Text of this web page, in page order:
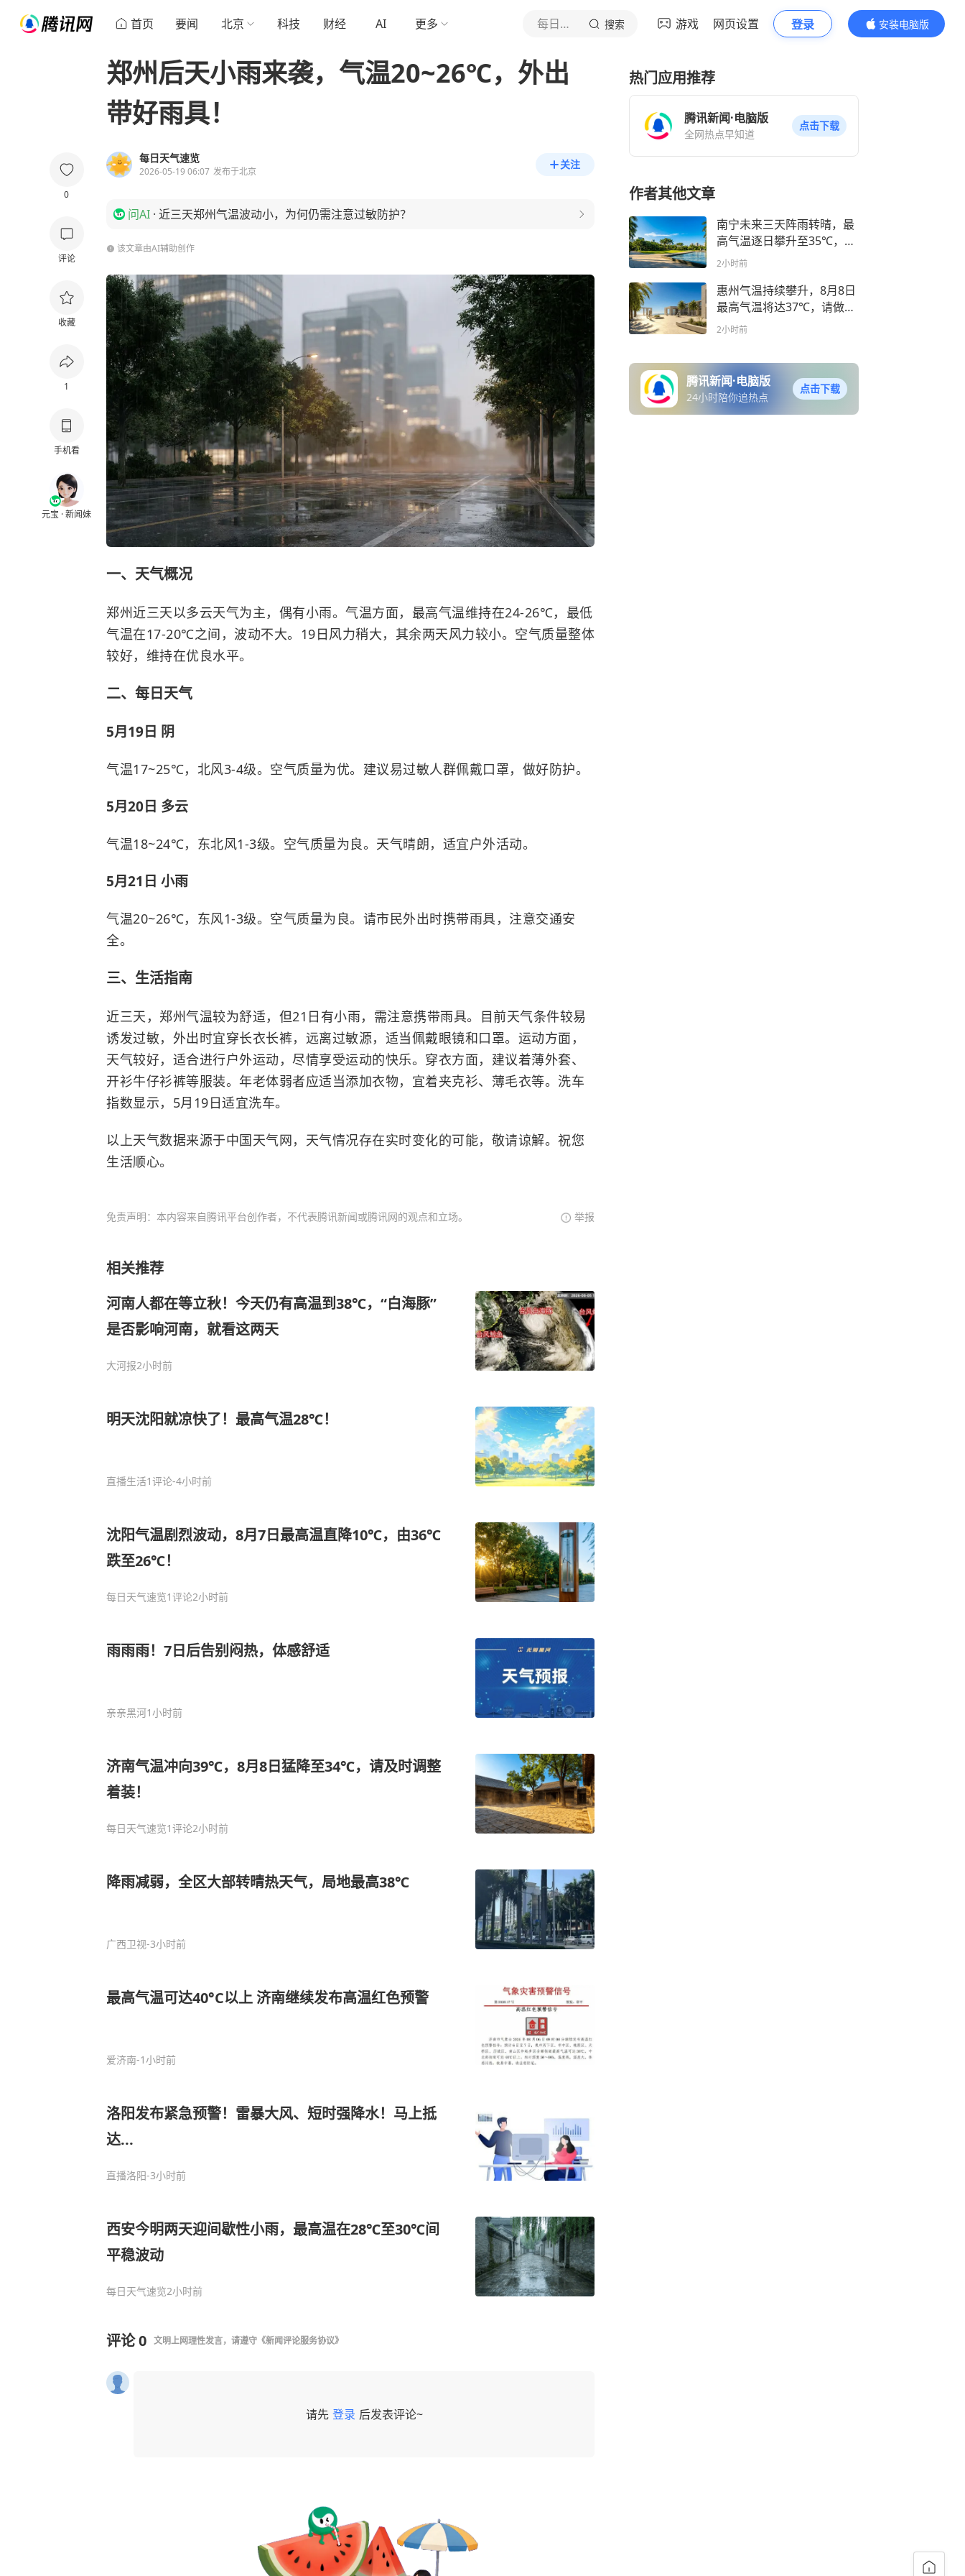
首页 要闻 北京 科技 财经 AI 更多 每日天气速览 搜索 游戏 网页设置 登录
安装电脑版
内容更精彩
0
评论
收藏
1
手机看
元宝 · 新闻妹
郑州后天小雨来袭，气温20~26℃，外出
带好雨具！
每日天气速览
2026-05-19 06:07 发布于北京
关注
问AI · 近三天郑州气温波动小，为何仍需注意过敏防护？
该文章由AI辅助创作
一、天气概况
郑州近三天以多云天气为主，偶有小雨。气温方面，最高气温维持在24-26℃，最低
气温在17-20℃之间，波动不大。19日风力稍大，其余两天风力较小。空气质量整体
较好，维持在优良水平。
二、每日天气
5月19日 阴
气温17~25℃，北风3-4级。空气质量为优。建议易过敏人群佩戴口罩，做好防护。
5月20日 多云
气温18~24℃，东北风1-3级。空气质量为良。天气晴朗，适宜户外活动。
5月21日 小雨
气温20~26℃，东风1-3级。空气质量为良。请市民外出时携带雨具，注意交通安
全。
三、生活指南
近三天，郑州气温较为舒适，但21日有小雨，需注意携带雨具。目前天气条件较易
诱发过敏，外出时宜穿长衣长裤，远离过敏源，适当佩戴眼镜和口罩。运动方面，
天气较好，适合进行户外运动，尽情享受运动的快乐。穿衣方面，建议着薄外套、
开衫牛仔衫裤等服装。年老体弱者应适当添加衣物，宜着夹克衫、薄毛衣等。洗车
指数显示，5月19日适宜洗车。
以上天气数据来源于中国天气网，天气情况存在实时变化的可能，敬请谅解。祝您
生活顺心。
免责声明：本内容来自腾讯平台创作者，不代表腾讯新闻或腾讯网的观点和立场。 举报
相关推荐
河南人都在等立秋！今天仍有高温到38℃，“白海豚”
是否影响河南，就看这两天
大河报2小时前
明天沈阳就凉快了！最高气温28℃！
直播生活1评论-4小时前
沈阳气温剧烈波动，8月7日最高温直降10℃，由36℃
跌至26℃！
每日天气速览1评论2小时前
雨雨雨！7日后告别闷热，体感舒适
亲亲黑河1小时前
济南气温冲向39℃，8月8日猛降至34℃，请及时调整
着装！
每日天气速览1评论2小时前
降雨减弱，全区大部转晴热天气，局地最高38℃
广西卫视-3小时前
最高气温可达40°C以上 济南继续发布高温红色预警
爱济南-1小时前
洛阳发布紧急预警！雷暴大风、短时强降水！马上抵
达...
直播洛阳-3小时前
西安今明两天迎间歇性小雨，最高温在28℃至30℃间
平稳波动
每日天气速览2小时前
评论0 文明上网理性发言，请遵守 《新闻评论服务协议》
请先 登录 后发表评论~
热门应用推荐
腾讯新闻·电脑版
全网热点早知道
点击下载
作者其他文章
南宁未来三天阵雨转晴，最
高气温逐日攀升至35℃，请
做好防暑降温准备！
2小时前
惠州气温持续攀升，8月8日
最高气温将达37℃，请做好
防暑降温工作！
2小时前
腾讯新闻·电脑版
24小时陪你追热点
点击下载